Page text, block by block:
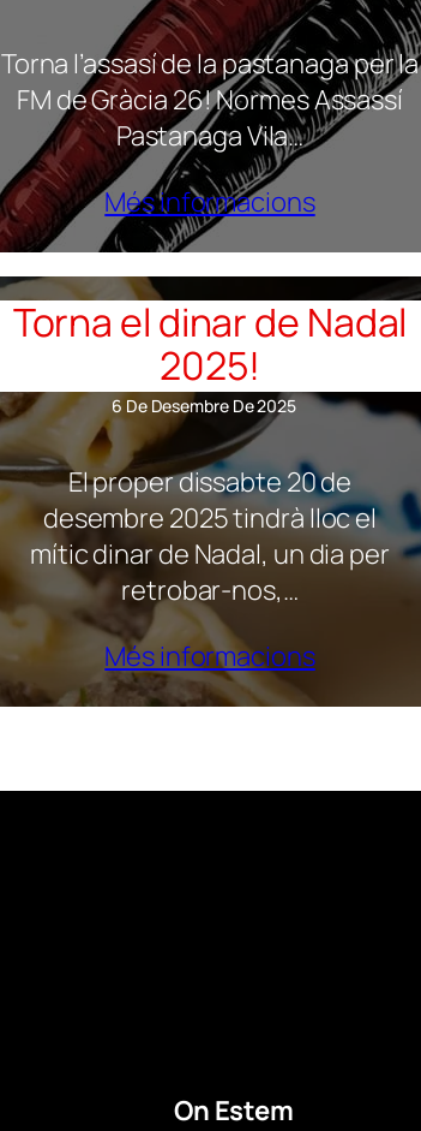
Torna l’assasí de la pastanaga per la
FM de Gràcia 26! Normes Assassí
Pastanaga Vila…
Més informacions
Torna el dinar de Nadal
2025!
6 De Desembre De 2025
El proper dissabte 20 de
desembre 2025 tindrà lloc el
mític dinar de Nadal, un dia per
retrobar-nos,…
Més informacions
On Estem